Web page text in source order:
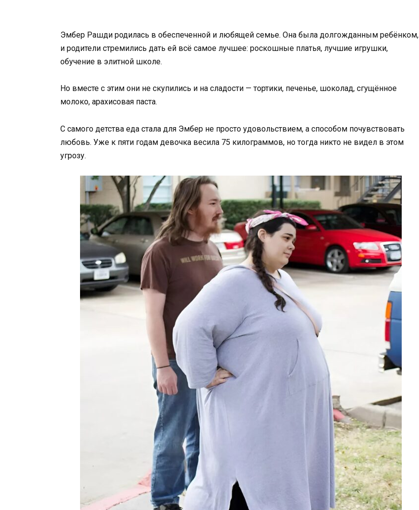
Эмбер Рашди родилась в обеспеченной и любящей семье. Она была долгожданным ребёнком,
и родители стремились дать ей всё самое лучшее: роскошные платья, лучшие игрушки,
обучение в элитной школе.
Но вместе с этим они не скупились и на сладости — тортики, печенье, шоколад, сгущённое
молоко, арахисовая паста.
С самого детства еда стала для Эмбер не просто удовольствием, а способом почувствовать
любовь. Уже к пяти годам девочка весила 75 килограммов, но тогда никто не видел в этом
угрозу.